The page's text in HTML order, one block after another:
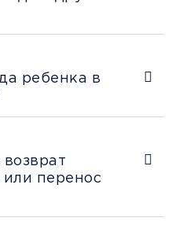
ребенка в
перенос